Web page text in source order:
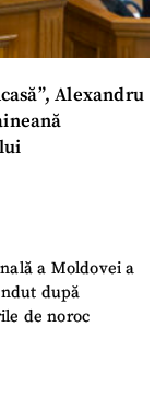
Alexandru
a Moldovei a
după
de noroc